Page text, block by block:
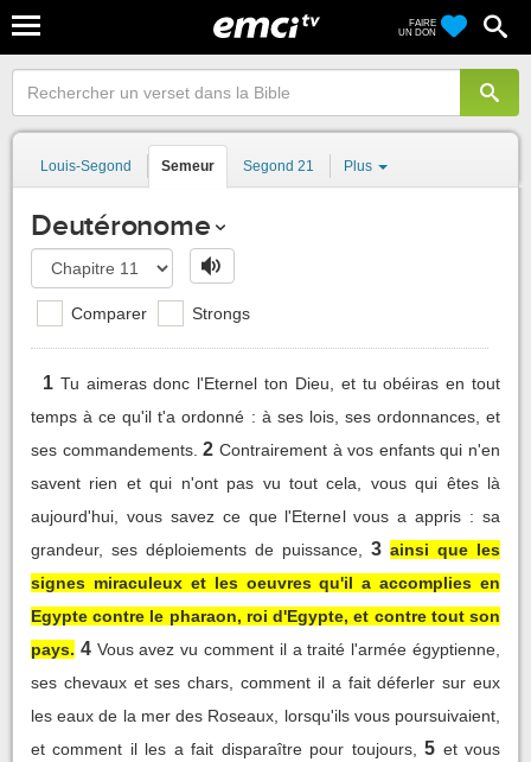
FAIRE
UN DON
Louis-Segond Semeur Segond 21 Plus
Deutéronome
Comparer Strongs
1 Tu aimeras donc l'Eternel ton Dieu, et tu obéiras en tout
temps à ce qu'il t'a ordonné : à ses lois, ses ordonnances, et
ses commandements. 2 Contrairement à vos enfants qui n'en
savent rien et qui n'ont pas vu tout cela, vous qui êtes là
aujourd'hui, vous savez ce que l'Eternel vous a appris : sa
grandeur, ses déploiements de puissance,
3 ainsi que les
signes miraculeux et les oeuvres qu'il a accomplies en
Egypte contre le pharaon, roi d'Egypte, et contre tout son
pays. 4 Vous avez vu comment il a traité l'armée égyptienne,
ses chevaux et ses chars, comment il a fait déferler sur eux
les eaux de la mer des Roseaux, lorsqu'ils vous poursuivaient,
et comment il les a fait disparaître pour toujours,
5 et vous